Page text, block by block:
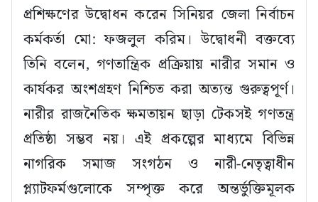
প্রশিক্ষণের উদ্বোধন করেন সিনিয়র জেলা নির্বাচন
কর্মকর্তা মো: ফজলুল করিম। উদ্বোধনী বক্তব্যে
তিনি বলেন, গণতান্ত্রিক প্রক্রিয়ায় নারীর সমান ও
কার্যকর অংশগ্রহণ নিশ্চিত করা অত্যন্ত গুরুত্বপূর্ণ।
নারীর রাজনৈতিক ক্ষমতায়ন ছাড়া টেকসই গণতন্ত্র
প্রতিষ্ঠা সম্ভব নয়। এই প্রকল্পের মাধ্যমে বিভিন্ন
নাগরিক সমাজ সংগঠন ও নারী-নেতৃত্বাধীন
প্ল্যাটফর্মগুলোকে সম্পৃক্ত করে অন্তর্ভুক্তিমূলক